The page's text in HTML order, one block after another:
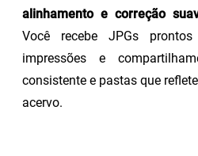
alinhamento e correção
Você recebe JPGs
impressões e
consistente e pastas que
acervo.